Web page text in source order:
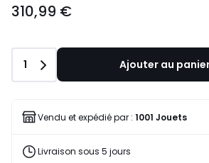
€.
310,99 €
Quantité
1 Ajouter au
Vendu et expédié par : 1001 Jouets
Livraison sous 5 jours